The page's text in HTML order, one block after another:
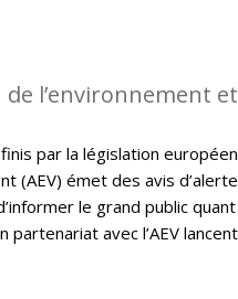
l’environnement
par la législation
(AEV) émet des avis
le grand public quant
avec l’AEV